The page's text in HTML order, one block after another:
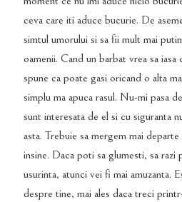
ceva care iti aduce bucurie. De
simtul umorului si sa fii mult mai
oamenii. Cand un barbat vrea sa
spune ca poate gasi oricand o alta
simplu ma apuca rasul. Nu-mi pasa
sunt interesata de el si cu siguranta
asta. Trebuie sa mergem mai
insine. Daca poti sa glumesti, sa razi
usurinta, atunci vei fi mai amuzanta.
despre tine, mai ales daca treci